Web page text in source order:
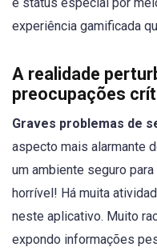
experiência gamificada
A realidade
preocupações
Graves problemas de
aspecto mais alarmante
um ambiente seguro
horrível! Há muita
neste aplicativo. Muito
expondo informações